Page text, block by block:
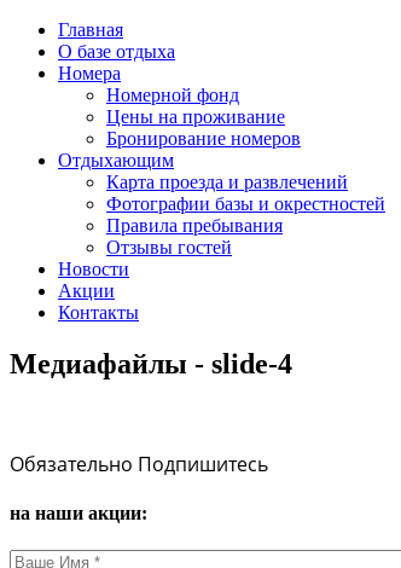
Главная
О базе отдыха
Номера
Номерной фонд
Цены на проживание
Бронирование номеров
Отдыхающим
Карта проезда и развлечений
Фотографии базы и окрестностей
Правила пребывания
Отзывы гостей
Новости
Акции
Контакты
Медиафайлы - slide-4
Обязательно Подпишитесь
на наши акции: